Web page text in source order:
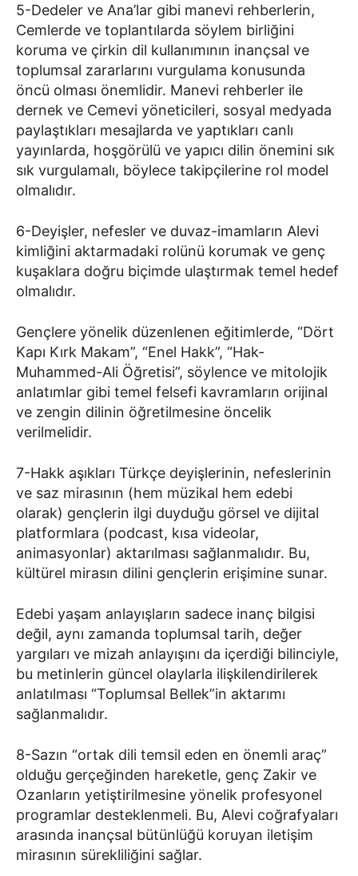
5-Dedeler ve Ana’lar gibi manevi rehberlerin,
Cemlerde ve toplantılarda söylem birliğini
koruma ve çirkin dil kullanımının inançsal ve
toplumsal zararlarını vurgulama konusunda
öncü olması önemlidir. Manevi rehberler ile
dernek ve Cemevi yöneticileri, sosyal medyada
paylaştıkları mesajlarda ve yaptıkları canlı
yayınlarda, hoşgörülü ve yapıcı dilin önemini sık
sık vurgulamalı, böylece takipçilerine rol model
olmalıdır.
6-Deyişler, nefesler ve duvaz-imamların Alevi
kimliğini aktarmadaki rolünü korumak ve genç
kuşaklara doğru biçimde ulaştırmak temel hedef
olmalıdır.
Gençlere yönelik düzenlenen eğitimlerde, “Dört
Kapı Kırk Makam”, “Enel Hakk”, “Hak-
Muhammed-Ali Öğretisi”, söylence ve mitolojik
anlatımlar gibi temel felsefi kavramların orijinal
ve zengin dilinin öğretilmesine öncelik
verilmelidir.
7-Hakk aşıkları Türkçe deyişlerinin, nefeslerinin
ve saz mirasının (hem müzikal hem edebi
olarak) gençlerin ilgi duyduğu görsel ve dijital
platformlara (podcast, kısa videolar,
animasyonlar) aktarılması sağlanmalıdır. Bu,
kültürel mirasın dilini gençlerin erişimine sunar.
Edebi yaşam anlayışların sadece inanç bilgisi
değil, aynı zamanda toplumsal tarih, değer
yargıları ve mizah anlayışını da içerdiği bilinciyle,
bu metinlerin güncel olaylarla ilişkilendirilerek
anlatılması “Toplumsal Bellek”in aktarımı
sağlanmalıdır.
8-Sazın “ortak dili temsil eden en önemli araç”
olduğu gerçeğinden hareketle, genç Zakir ve
Ozanların yetiştirilmesine yönelik profesyonel
programlar desteklenmeli. Bu, Alevi coğrafyaları
arasında inançsal bütünlüğü koruyan iletişim
mirasının sürekliliğini sağlar.